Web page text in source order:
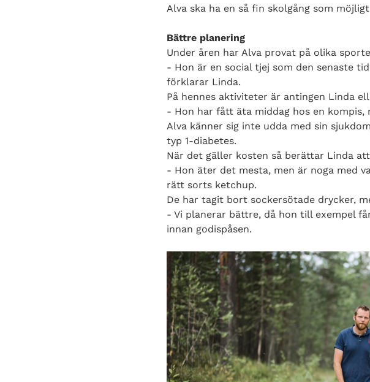
Alva ska ha en så fin skolgång som
Bättre planering
Under åren har Alva provat på olika
- Hon är en social tjej som den senaste
förklarar Linda.
På hennes aktiviteter är antingen Linda
- Hon har fått äta middag hos en
Alva känner sig inte udda med sin
typ 1-diabetes.
När det gäller kosten så berättar Linda
- Hon äter det mesta, men är noga med
rätt sorts ketchup.
De har tagit bort sockersötade drycker,
- Vi planerar bättre, då hon till exempel
innan godispåsen.